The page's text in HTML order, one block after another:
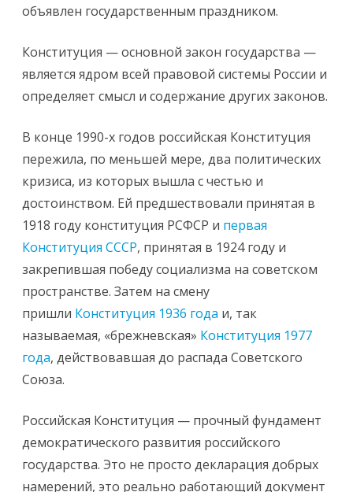
объявлен государственным праздником.
Конституция — основной закон государства —
является ядром всей правовой системы России и
определяет смысл и содержание других законов.
В конце 1990-х годов российская Конституция
пережила, по меньшей мере, два политических
кризиса, из которых вышла с честью и
достоинством. Ей предшествовали принятая в
1918 году конституция РСФСР и первая
Конституция СССР, принятая в 1924 году и
закрепившая победу социализма на советском
пространстве. Затем на смену
пришли Конституция 1936 года и, так
называемая, «брежневская» Конституция 1977
года, действовавшая до распада Советского
Союза.
Российская Конституция — прочный фундамент
демократического развития российского
государства. Это не просто декларация добрых
намерений, это реально работающий документ